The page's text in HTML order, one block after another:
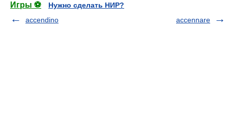
Игры ⚽
Нужно сделать НИР?
accendino
accennare